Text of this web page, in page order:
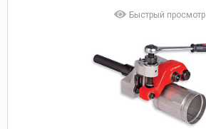
Быстрый просмотр